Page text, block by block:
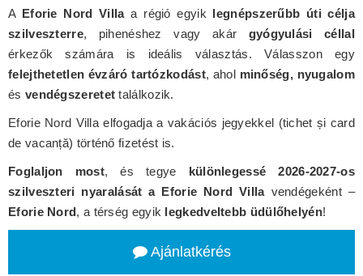
A Eforie Nord Villaa régió egyik legnépszerűbb úti célja
szilveszterre, pihenéshez vagy akár gyógyulási céllal
érkezők számára is ideális választás. Válasszon egy
felejthetetlen évzáró tartózkodást, ahol minőség, nyugalom
és vendégszeretet találkozik.
Eforie Nord Villa elfogadja a vakációs jegyekkel (tichet și card
de vacanță) történő fizetést is.
Foglaljon most, és tegye különlegessé 2026-2027-os
szilveszteri nyaralását a Eforie Nord Villavendégeként –
Eforie Nord, a térség egyik legkedveltebb üdülőhelyén!
Ajánlatkérés